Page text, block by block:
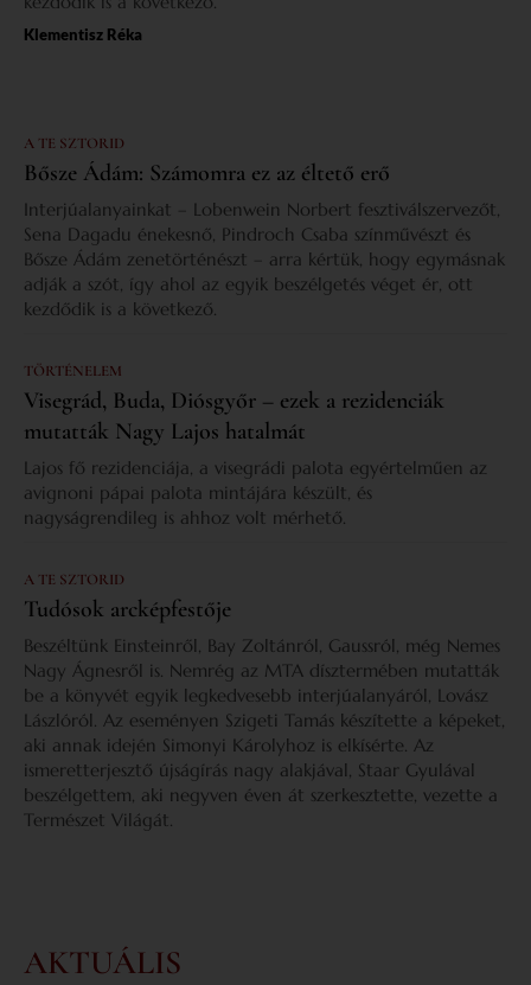
Klementisz Réka
A TE SZTORID
Bősze Ádám: Számomra ez az éltető erő
Interjúalanyainkat – Lobenwein Norbert fesztiválszervezőt,
Sena Dagadu énekesnő, Pindroch Csaba színművészt és
Bősze Ádám zenetörténészt – arra kértük, hogy egymásnak
adják a szót, így ahol az egyik beszélgetés véget ér, ott
kezdődik is a következő.
TÖRTÉNELEM
Visegrád, Buda, Diósgyőr – ezek a rezidenciák
mutatták Nagy Lajos hatalmát
Lajos fő rezidenciája, a visegrádi palota egyértelműen az
avignoni pápai palota mintájára készült, és
nagyságrendileg is ahhoz volt mérhető.
A TE SZTORID
Tudósok arcképfestője
Beszéltünk Einsteinről, Bay Zoltánról, Gaussról, még Nemes
Nagy Ágnesről is. Nemrég az MTA dísztermében mutatták
be a könyvét egyik legkedvesebb interjúalanyáról, Lovász
Lászlóról. Az eseményen Szigeti Tamás készítette a képeket,
aki annak idején Simonyi Károlyhoz is elkísérte. Az
ismeretterjesztő újságírás nagy alakjával, Staar Gyulával
beszélgettem, aki negyven éven át szerkesztette, vezette a
Természet Világát.
AKTUÁLIS